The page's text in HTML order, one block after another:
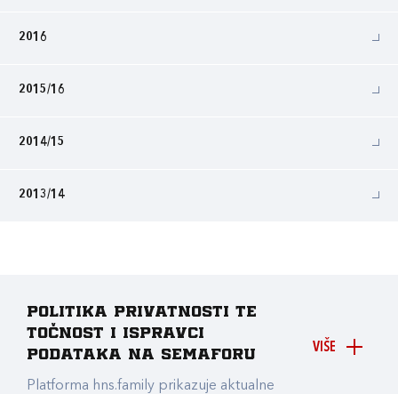
2016
2015/16
2014/15
2013/14
VIŠE
Politika privatnosti te
točnost i ispravci
podataka na Semaforu
Platforma hns.family prikazuje aktualne